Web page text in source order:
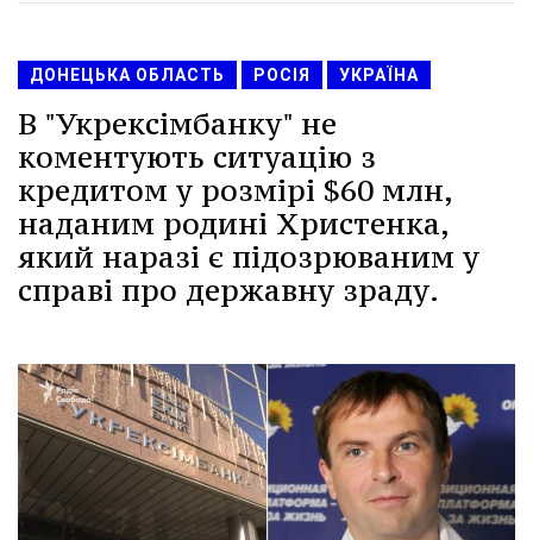
ДОНЕЦЬКА ОБЛАСТЬ РОСІЯ УКРАЇНА
В "Укрексімбанку" не
коментують ситуацію з
кредитом у розмірі $60 млн,
наданим родині Христенка,
який наразі є підозрюваним у
справі про державну зраду.